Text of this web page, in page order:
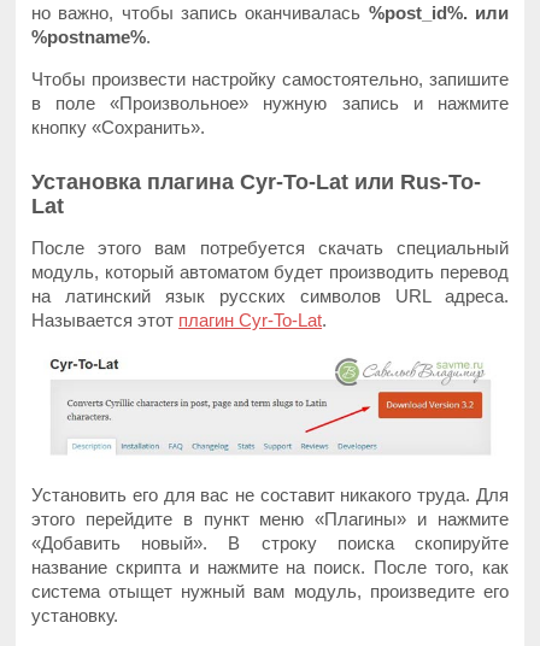
но важно, чтобы запись оканчивалась %post_id%. или
%postname%.
Чтобы произвести настройку самостоятельно, запишите
в поле «Произвольное» нужную запись и нажмите
кнопку «Сохранить».
Установка плагина Cyr-To-Lat или Rus-To-
Lat
После этого вам потребуется скачать специальный
модуль, который автоматом будет производить перевод
на латинский язык русских символов URL адреса.
Называется этот плагин Cyr-To-Lat.
Установить его для вас не составит никакого труда. Для
этого перейдите в пункт меню «Плагины» и нажмите
«Добавить новый». В строку поиска скопируйте
название скрипта и нажмите на поиск. После того, как
система отыщет нужный вам модуль, произведите его
установку.